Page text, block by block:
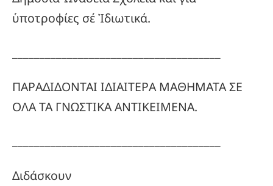
ὑποτροφίες σέ Ἰδιωτικά.
ΠΑΡΑΔΙΔΟΝΤΑΙ ΙΔΙΑΙΤΕΡΑ ΜΑΘΗΜΑΤΑ ΣΕ
ΟΛΑ ΤΑ ΓΝΩΣΤΙΚΑ ΑΝΤΙΚΕΙΜΕΝΑ.
Διδάσκουν